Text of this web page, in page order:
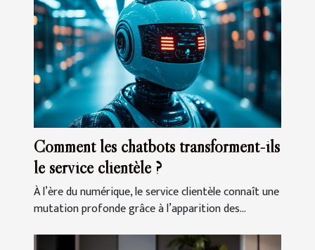
Comment les chatbots transforment-ils
le service clientèle ?
À l’ère du numérique, le service clientèle connaît une
mutation profonde grâce à l’apparition des...